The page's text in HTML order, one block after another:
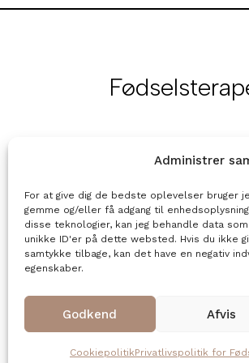
Administrer
For at give dig de bedste oplevelser bruger
gemme og/eller få adgang til
disse teknologier, kan jeg behandle data
unikke ID'er på dette websted. Hvis du
samtykke tilbage, kan det have en negativ
egenskaber.
Godkend Afvis
CookiepolitikPrivatlivspolitik for
40 83 38 77